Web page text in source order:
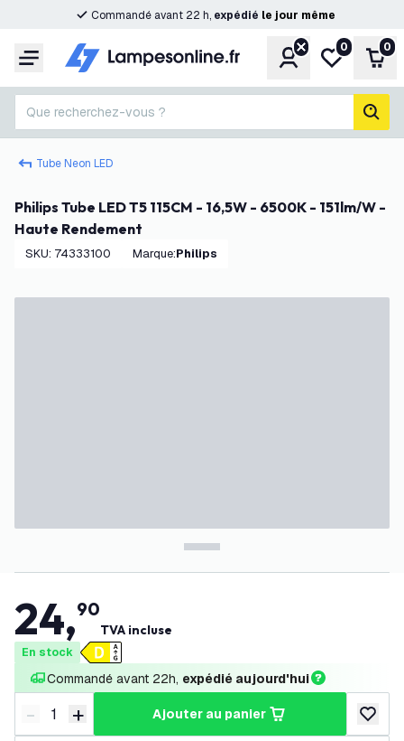
Commandé avant 22 h, expédié le jour même
Menu CompteMa liste de
0 0
Que recherchez-vous ?
Tube Neon LED
Philips Tube LED T5 115CM - 16,5W - 6500K - 151lm/W -
Haute Rendement
SKU: 74333100 Marque: Philips
24,90
TVA incluse
En stock
Commandé avant 22h, expédié aujourd'hui
Diminuer la quantité
- Augmenter la quantité
+ ajouter au panier